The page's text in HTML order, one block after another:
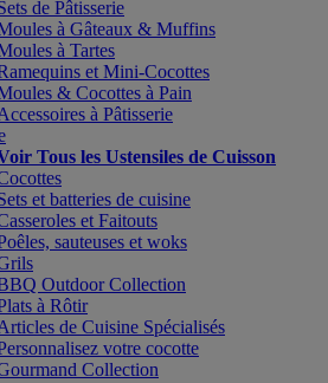
de Pâtisserie
à Gâteaux & Muffins
à Tartes
et Mini-Cocottes
& Cocottes à Pain
à Pâtisserie
Tous les Ustensiles de Cuisson
et batteries de cuisine
et Faitouts
sauteuses et woks
Outdoor Collection
à Rôtir
de Cuisine Spécialisés
votre cocotte
Collection